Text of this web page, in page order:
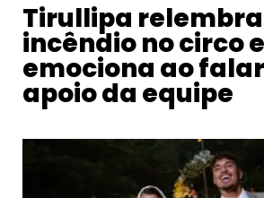
Tirullipa relembra
incêndio no circo e
emociona ao
apoio da equipe